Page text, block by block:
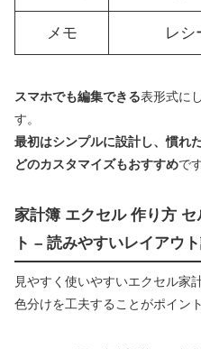
メモ レシ
スマホでも編集できる表形式に
す。
最初はシンプルに設計し、慣れ
どのカスタマイズもおすすめで
家計簿 エクセル 作り方
ト – 読みやすいレイアウ
見やすく使いやすいエクセル家
色分けを工夫することがポイント